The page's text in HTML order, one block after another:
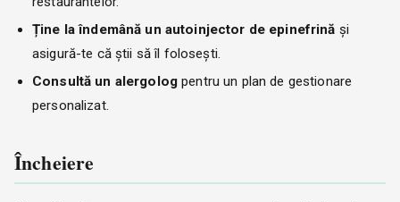
Ține la îndemână un autoinjector de epinefrină și
asigură-te că știi să îl folosești.
Consultă un alergolog pentru un plan de gestionare
personalizat.
Încheiere